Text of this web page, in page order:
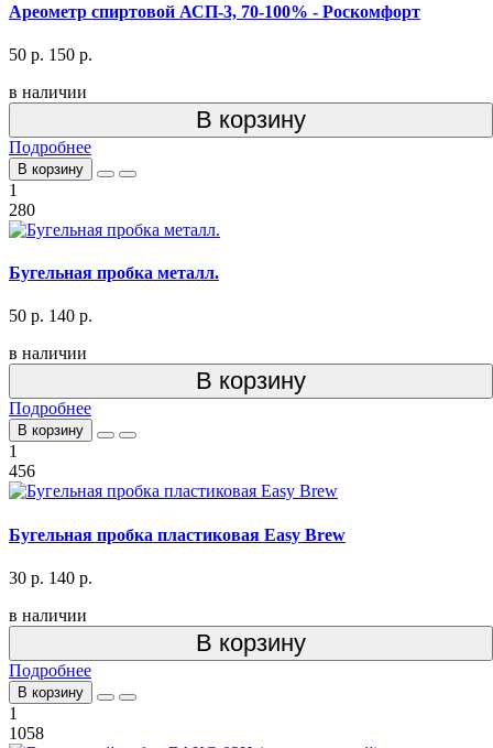
Ареометр спиртовой АСП-3, 70-100% - Роскомфорт
50 р. 150 р.
в наличии
В корзину
Подробнее
В корзину
1
280
Бугельная пробка металл.
50 р. 140 р.
в наличии
В корзину
Подробнее
В корзину
1
456
Бугельная пробка пластиковая Easy Brew
30 р. 140 р.
в наличии
В корзину
Подробнее
В корзину
1
1058